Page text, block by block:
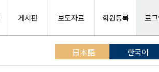
게시판 보도자료 회원등록 로
日本語 한국어